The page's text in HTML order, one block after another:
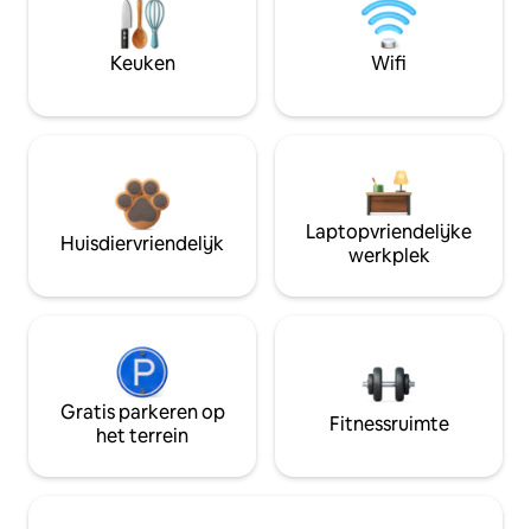
Keuken Wifi
Huisdiervriendelijk
Laptopvriendelijke
werkplek
Gratis parkeren op
het terrein
Fitnessruimte